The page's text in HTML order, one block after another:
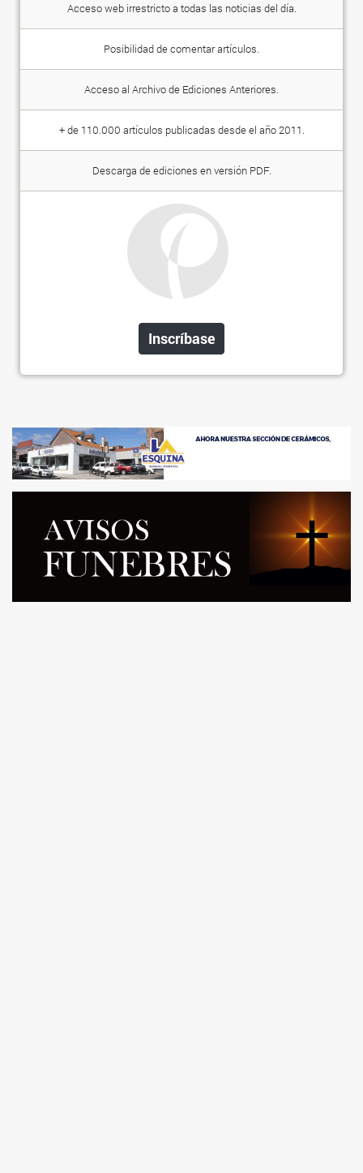
Acceso web irrestricto a todas las noticias del día.
Posibilidad de comentar artículos.
Acceso al Archivo de Ediciones Anteriores.
+ de 110.000 artículos publicadas desde el año 2011.
Descarga de ediciones en versión PDF.
Inscríbase